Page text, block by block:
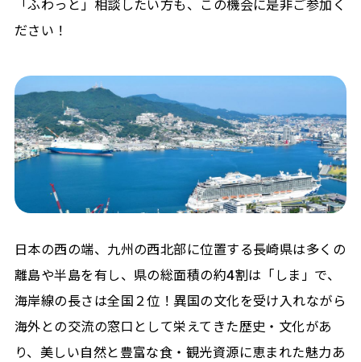
「ふわっと」相談したい方も、この機会に是非ご参加く
ださい！
日本の西の端、九州の西北部に位置する長崎県は多くの
離島や半島を有し、県の総面積の約4割は「しま」で、
海岸線の長さは全国２位！異国の文化を受け入れながら
海外との交流の窓口として栄えてきた歴史・文化があ
り、美しい自然と豊富な食・観光資源に恵まれた魅力あ